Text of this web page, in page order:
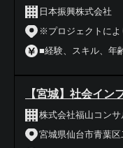
日本振興株式会社
※プロジェクトによ
■経験、スキル、年
【宮城】社会イ
株式会社福山コンサ
宮城県仙台市青葉